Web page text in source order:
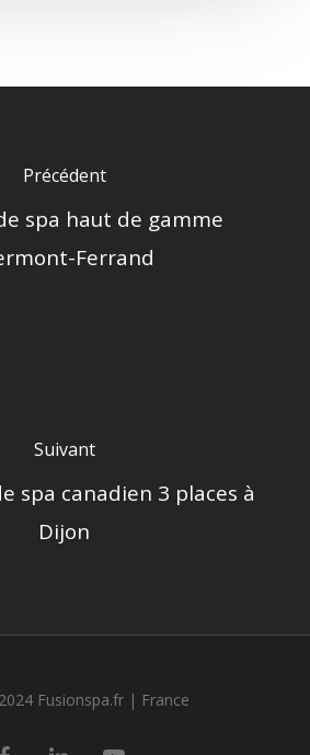
Précédent
spa haut de gamme
Ferrand
Suivant
spa canadien 3 places à
Dijon
Fusionspa.fr | France